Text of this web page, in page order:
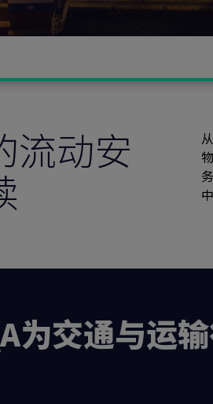
流动安
为交通与运